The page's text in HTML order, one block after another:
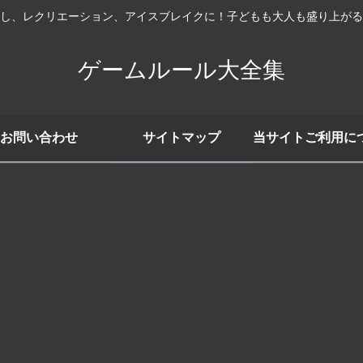
、レクリエーション、アイスブレイクに！子どもも大人も盛り上がる
ゲームルール大全集
お問い合わせ サイトマップ 当サイトご利用に